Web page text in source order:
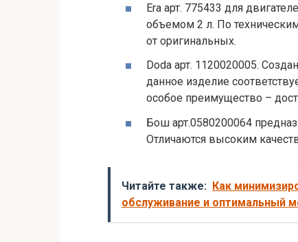
Era арт. 775433 для
объемом 2 л. По
от оригинальных.
Doda арт. 1120020005.
данное изделие
особое преимущество –
Бош арт.0580200064
Отличаются высоким
Читайте также: Как
обслуживание и оптимальный